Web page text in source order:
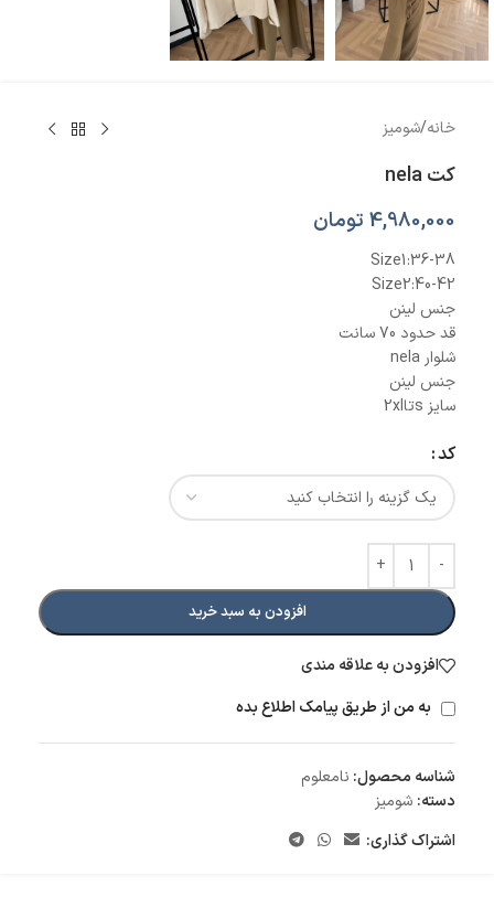
خانه/شومیز
کت nela
4,980,000 تومان
Size1:36-38
Size2:40-42
جنس لینن
قد حدود 70 سانت
شلوار nela
جنس لینن
سایز sتا2xl
کد
افزودن به سبد خرید
افزودن به علاقه مندی
به من از طریق پیامک اطلاع بده
شناسه محصول: نامعلوم
دسته: شومیز
اشتراک گذاری: